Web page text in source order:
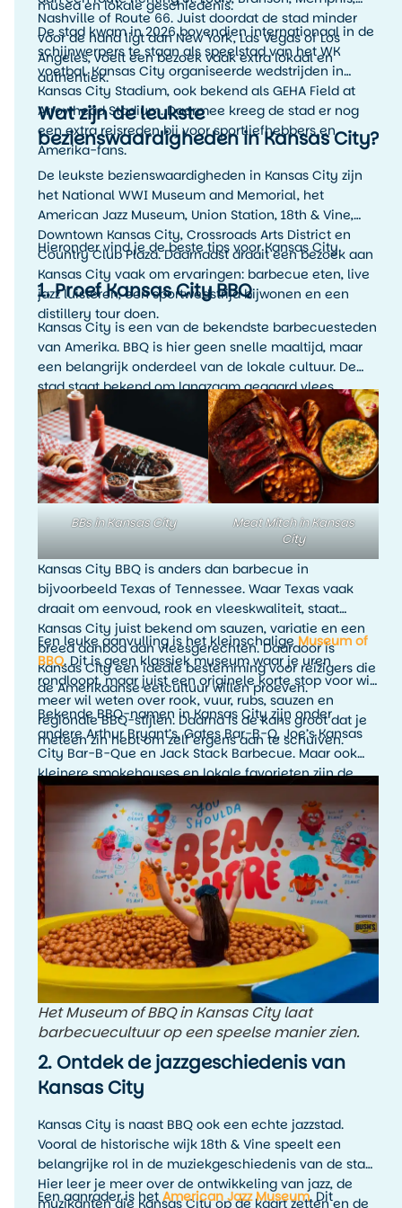
musea en lokale geschiedenis.
Nashville of Route 66. Juist doordat de stad minder
voor de hand ligt dan New York, Las Vegas of Los
Angeles, voelt een bezoek vaak extra lokaal en
authentiek.
De stad kwam in 2026 bovendien internationaal in de
schijnwerpers te staan als speelstad van het WK
voetbal. Kansas City organiseerde wedstrijden in
Kansas City Stadium, ook bekend als GEHA Field at
Arrowhead Stadium. Daarmee kreeg de stad er nog
een extra reisreden bij voor sportliefhebbers en
Amerika-fans.
Wat zijn de leukste
bezienswaardigheden in Kansas City?
De leukste bezienswaardigheden in Kansas City zijn
het National WWI Museum and Memorial, het
American Jazz Museum, Union Station, 18th & Vine,
Downtown Kansas City, Crossroads Arts District en
Country Club Plaza. Daarnaast draait een bezoek aan
Kansas City vaak om ervaringen: barbecue eten, live
jazz luisteren, een sportwedstrijd bijwonen en een
distillery tour doen.
Hieronder vind je de beste tips voor Kansas City.
1. Proef Kansas City BBQ
Kansas City is een van de bekendste barbecuesteden
van Amerika. BBQ is hier geen snelle maaltijd, maar
een belangrijk onderdeel van de lokale cultuur. De
stad staat bekend om langzaam gegaard vlees,
rokerige smaken, rijke sauzen en veel variatie. Denk
aan ribs, brisket, pulled pork, burnt ends en
rijkgevulde barbecueplates.
BBs in Kansas City
Meat Mitch in Kansas
City
Kansas City BBQ is anders dan barbecue in
bijvoorbeeld Texas of Tennessee. Waar Texas vaak
draait om eenvoud, rook en vleeskwaliteit, staat
Kansas City juist bekend om sauzen, variatie en een
breed aanbod aan vleesgerechten. Daardoor is
Kansas City een ideale bestemming voor reizigers die
de Amerikaanse eetcultuur willen proeven.
Een leuke aanvulling is het kleinschaligeMuseum of
BBQ. Dit is geen klassiek museum waar je uren
rondloopt, maar juist een originele korte stop voor wie
meer wil weten over rook, vuur, rubs, sauzen en
regionale BBQ-stijlen. Daarna is de kans groot dat je
meteen zin hebt om zelf ergens aan te schuiven.
Bekende BBQ-namen in Kansas City zijn onder
andere Arthur Bryant’s, Gates Bar-B-Q, Joe’s Kansas
City Bar-B-Que en Jack Stack Barbecue. Maar ook
kleinere smokehouses en lokale favorieten zijn de
moeite waard. Het leukste is om tijdens je verblijf
meerdere BBQ-stops te proberen en zelf te ontdekken
welke stijl jouw favoriet is.
Het Museum of BBQ in Kansas City laat
barbecuecultuur op een speelse manier zien.
2. Ontdek de jazzgeschiedenis van
Kansas City
Kansas City is naast BBQ ook een echte jazzstad.
Vooral de historische wijk 18th & Vine speelt een
belangrijke rol in de muziekgeschiedenis van de stad.
Hier leer je meer over de ontwikkeling van jazz, de
muzikanten die Kansas City op de kaart zetten en de
Een aanrader is hetAmerican Jazz Museum. Dit